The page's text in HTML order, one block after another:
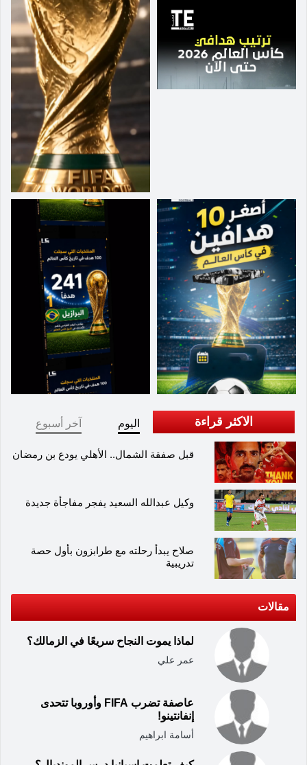
الاكثر قراءة اليوم آخر أسبوع
قبل صفقة الشمال.. الأهلي يودع بن رمضان
وكيل عبدالله السعيد يفجر مفاجأة جديدة
صلاح يبدأ رحلته مع طرابزون بأول حصة
تدريبية
مقالات
لماذا يموت النجاح سريعًا في الزمالك؟
عمر علي
عاصفة تضرب FIFA وأوروبا تتحدى
إنفانتينو!
أسامة ابراهيم